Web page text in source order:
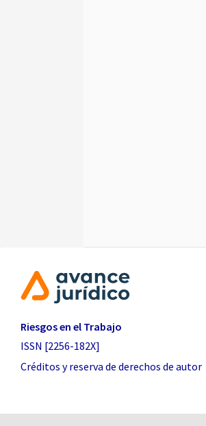
Riesgos en el Trabajo
ISSN [2256-182X]
Créditos y reserva de derechos de autor